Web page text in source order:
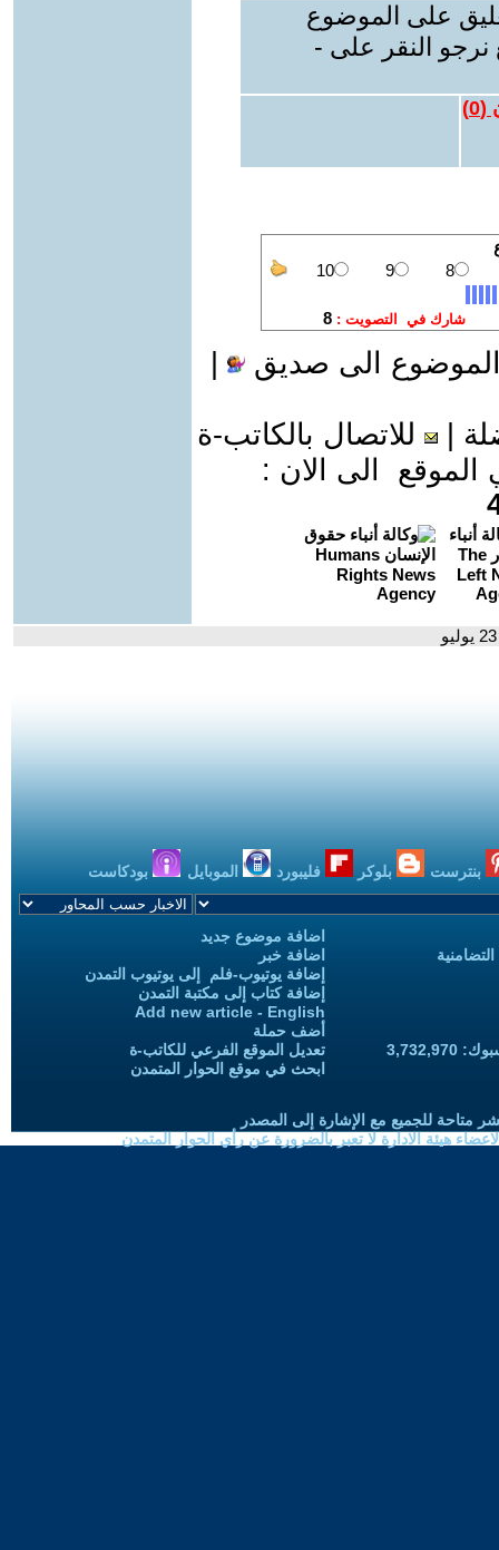
على الموضوع
نرجو النقر على -
(
0
)
الى صديق
للاتصال بالكاتب-ة
الى الان :
بنترست بلوكر فليبورد الموبايل بودكاست
اضافة موضوع جديد
اضافة خبر
إضافة يوتيوب-فلم إلى يوتيوب التمدن
إضافة كتاب إلى مكتبة التمدن
Add new article - English
أضف حملة
تعديل الموقع الفرعي للكاتب-ة
ابحث في موقع الحوار المتمدن
متاحة للجميع مع الإشارة إلى المصدر
هيئة الادارة لا تعبر بالضرورة عن رأي الحوار المتمدن